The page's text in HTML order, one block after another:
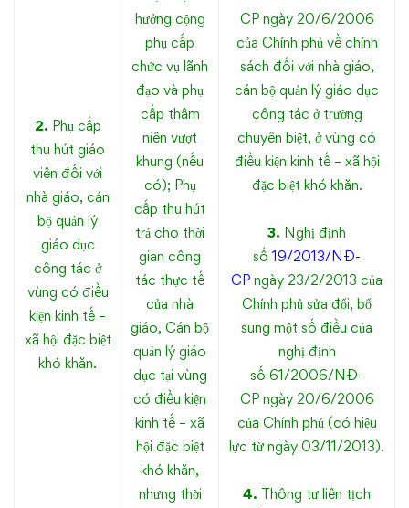
2. Phụ cấp
thu hút giáo
viên đối với
nhà giáo, cán
bộ quản lý
giáo dục
công tác ở
vùng có điều
kiện kinh tế –
xã hội đặc biệt
khó khăn.
hưởng cộng
phụ cấp
chức vụ lãnh
đạo và phụ
cấp thâm
niên vượt
khung (nếu
có); Phụ
cấp thu hút
trả cho thời
gian công
tác thực tế
của nhà
giáo, Cán bộ
quản lý giáo
dục tại vùng
có điều kiện
kinh tế – xã
hội đặc biệt
khó khăn,
nhưng thời
CP ngày 20/6/2006
của Chính phủ về chính
sách đối với nhà giáo,
cán bộ quản lý giáo dục
công tác ở trường
chuyên biệt, ở vùng có
điều kiện kinh tế – xã hội
đặc biệt khó khăn.
3. Nghị định
số19/2013/NĐ-
CP ngày 23/2/2013 của
Chính phủ sửa đổi, bổ
sung một số điều của
nghị định
số 61/2006/NĐ-
CP ngày 20/6/2006
của Chính phủ (có hiệu
lực từ ngày 03/11/2013).
4. Thông tư liên tịch